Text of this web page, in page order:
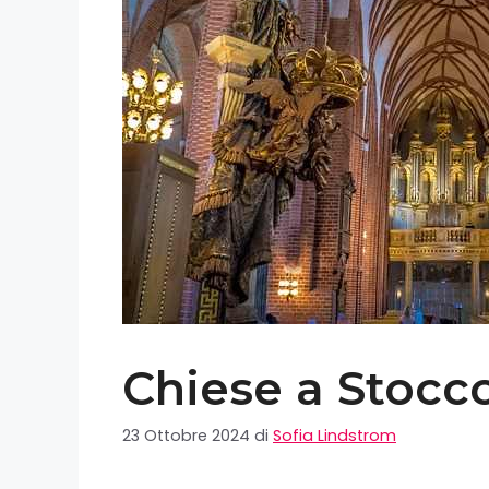
Chiese a
23 Ottobre 2024 di Sofia Lindstrom